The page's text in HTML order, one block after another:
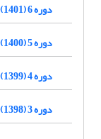
دوره 6 (1401)
دوره 5 (1400)
دوره 4 (1399)
دوره 3 (1398)